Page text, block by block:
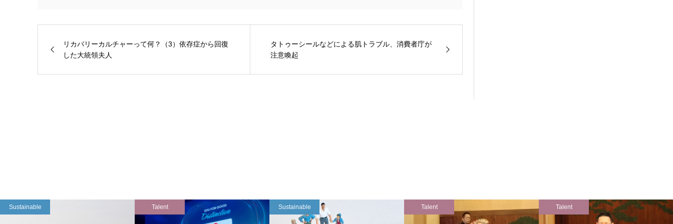
リカバリーカルチャーって何？（3）依存症から回復
した大統領夫人
タトゥーシールなどによる肌トラブル、消費者庁が
注意喚起
Sustainable Talent Sustainable Talent Talent